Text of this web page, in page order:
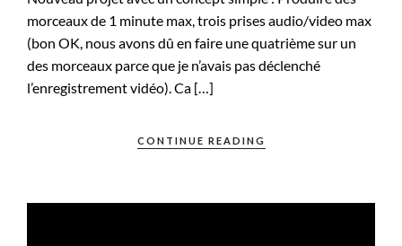
morceaux de 1 minute max, trois prises audio/video max
(bon OK, nous avons dû en faire une quatrième sur un
des morceaux parce que je n’avais pas déclenché
l’enregistrement vidéo). Ca […]
CONTINUE READING